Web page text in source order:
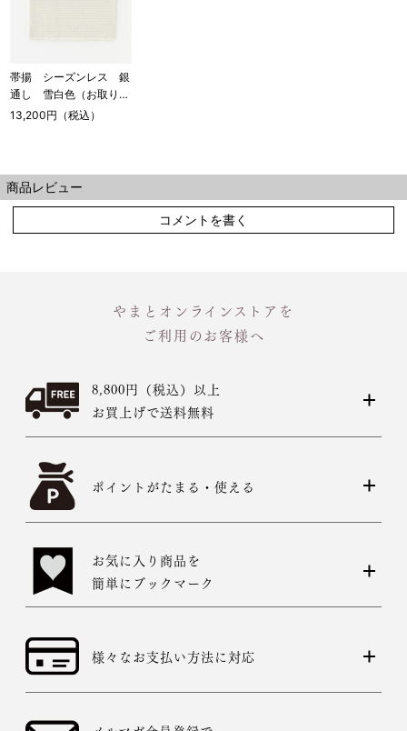
帯揚 シーズンレス 銀
通し 雪白色（お取り寄
せ品）
13,200円（税込）
商品レビュー
コメントを書く
やまとオンラインストアを
ご利用のお客様へ
8,800円（税込）以上
お買上げで送料無料
ポイントがたまる・使える
お気に入り商品を
簡単にブックマーク
様々なお支払い方法に対応